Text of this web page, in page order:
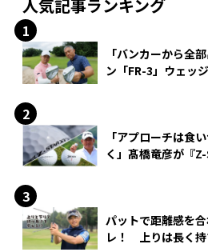
人気記事ランキング
「バンカーから全
ン「FR-3」ウェッ
「アプローチは食
く」髙橋竜彦が『
パットで距離感を
レ！ 上りは長く持